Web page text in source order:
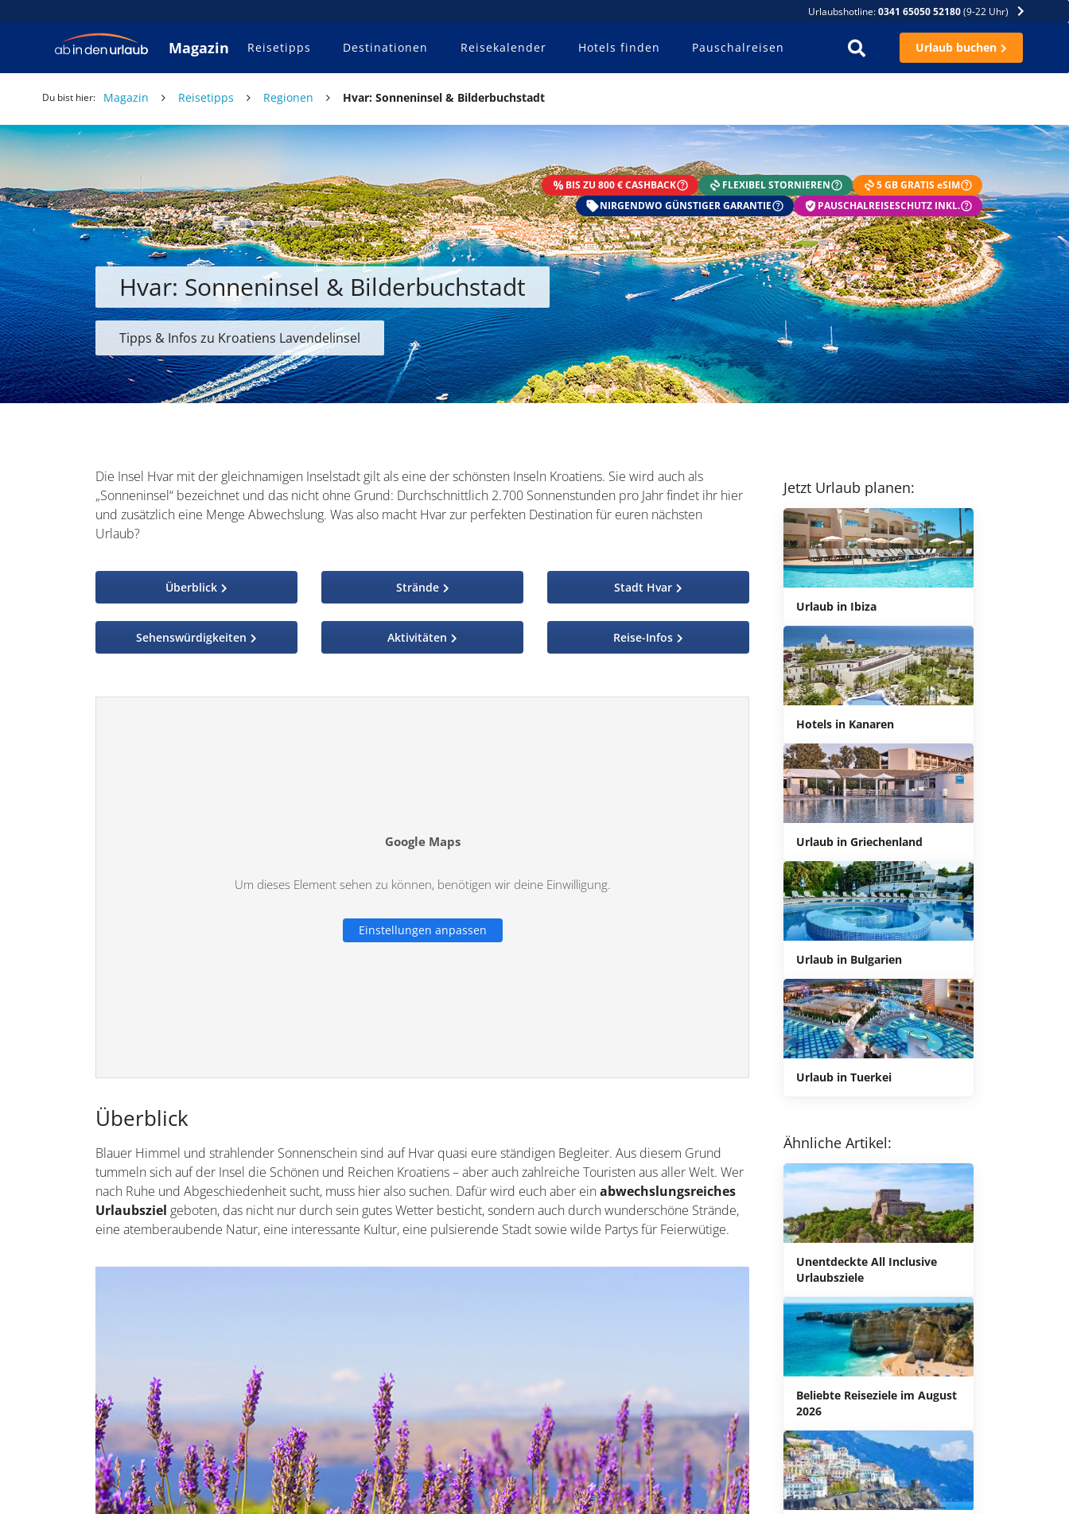
Urlaubshotline:0341 65050 52180(9-22 Uhr)
Magazin Reisetipps Destinationen Reisekalender Hotels finden Pauschalreisen Urlaub buchen
Du bist hier: Magazin Reisetipps Regionen Hvar: Sonneninsel & Bilderbuchstadt
BIS ZU 800 € CASHBACK FLEXIBEL STORNIEREN
5 GB GRATIS eSIM
NIRGENDWO GÜNSTIGER GARANTIE
PAUSCHALREISESCHUTZ INKL.
Hvar: Sonneninsel & Bilderbuchstadt
Tipps & Infos zu Kroatiens Lavendelinsel
Die Insel Hvar mit der gleichnamigen Inselstadt gilt als eine der schönsten Inseln Kroatiens. Sie wird auch als
„Sonneninsel“ bezeichnet und das nicht ohne Grund: Durchschnittlich 2.700 Sonnenstunden pro Jahr findet ihr hier
und zusätzlich eine Menge Abwechslung. Was also macht Hvar zur perfekten Destination für euren nächsten
Urlaub?
Überblick
Sehenswürdigkeiten
Strände
Aktivitäten
Stadt Hvar
Reise-Infos
Google Maps
Um dieses Element sehen zu können, benötigen wir deine Einwilligung.
Einstellungen anpassen
Überblick
Blauer Himmel und strahlender Sonnenschein sind auf Hvar quasi eure ständigen Begleiter. Aus diesem Grund
tummeln sich auf der Insel die Schönen und Reichen Kroatiens – aber auch zahlreiche Touristen aus aller Welt. Wer
nach Ruhe und Abgeschiedenheit sucht, muss hier also suchen. Dafür wird euch aber einabwechslungsreiches
Urlaubsziel geboten, das nicht nur durch sein gutes Wetter besticht, sondern auch durch wunderschöne Strände,
eine atemberaubende Natur, eine interessante Kultur, eine pulsierende Stadt sowie wilde Partys für Feierwütige.
Jetzt Urlaub planen:
Urlaub in Ibiza
Hotels in Kanaren
Urlaub in Griechenland
Urlaub in Bulgarien
Urlaub in Tuerkei
Ähnliche Artikel:
Unentdeckte All Inclusive
Urlaubsziele
Beliebte Reiseziele im August
2026